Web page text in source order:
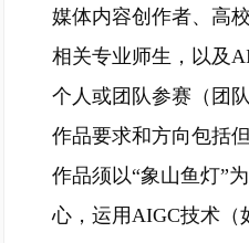
媒体内容创作者、高
相关专业师生，以及
个人或团队参赛（团
作品要求和方向包括
作品须以“象山鱼灯”
心，运用AIGC技术